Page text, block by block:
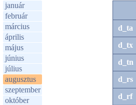
január
február
március
április
május
június
július
augusztus
szeptember
október
d_ta
d_tx
d_tn
d_rs
d_rf